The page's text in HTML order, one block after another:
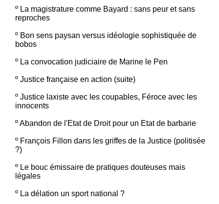
º La magistrature comme Bayard : sans peur et sans
reproches
º Bon sens paysan versus idéologie sophistiquée de
bobos
º La convocation judiciaire de Marine le Pen
º Justice française en action (suite)
º Justice laxiste avec les coupables, Féroce avec les
innocents
ºAbandon de l'Etat de Droit pour un Etat de barbarie
º François Fillon dans les griffes de la Justice (politisée
?)
º Le bouc émissaire de pratiques douteuses mais
légales
º La délation un sport national ?